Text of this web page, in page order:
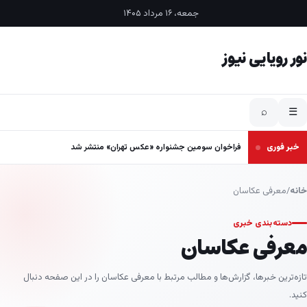
جمعه، ۱۶ مرداد ۱۴۰۵
نور رویایی نیوز
☰
⌕
خبر فوری فراخوان سومین جشنواره «عکس تهران» منتشر شد
خانه/معرفی عکاسان
دسته‌بندی خبری
معرفی عکاسان
تازه‌ترین خبرها، گزارش‌ها و مطالب مرتبط با معرفی عکاسان را در این صفحه دنبال
کنید.